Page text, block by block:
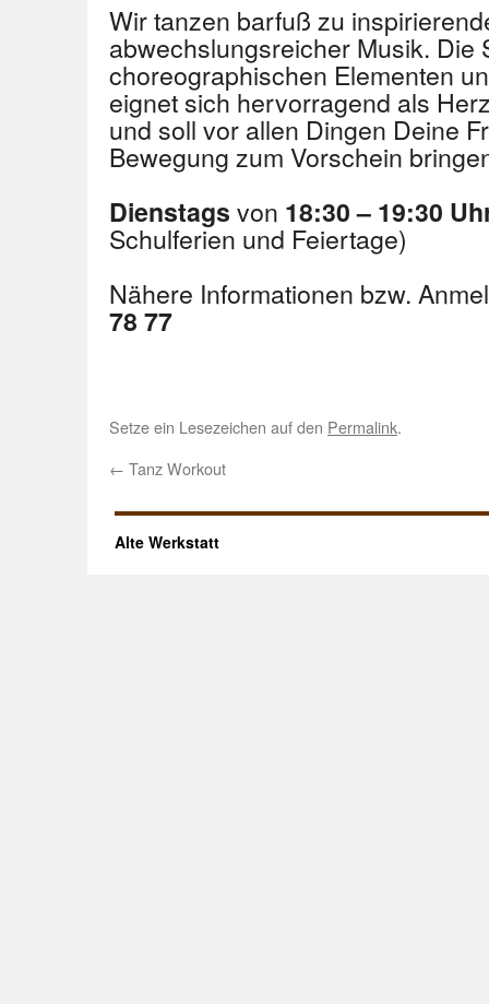
Wir tanzen barfuß zu
abwechslungsreicher Musik. Die
choreographischen Elementen
eignet sich hervorragend als
und soll vor allen Dingen Deine
Bewegung zum Vorschein
Dienstags von 18:30 – 19:30
Schulferien und Feiertage)
Nähere Informationen bzw.
78 77
Setze ein Lesezeichen auf den Permalink.
← Tanz Workout
Alte Werkstatt